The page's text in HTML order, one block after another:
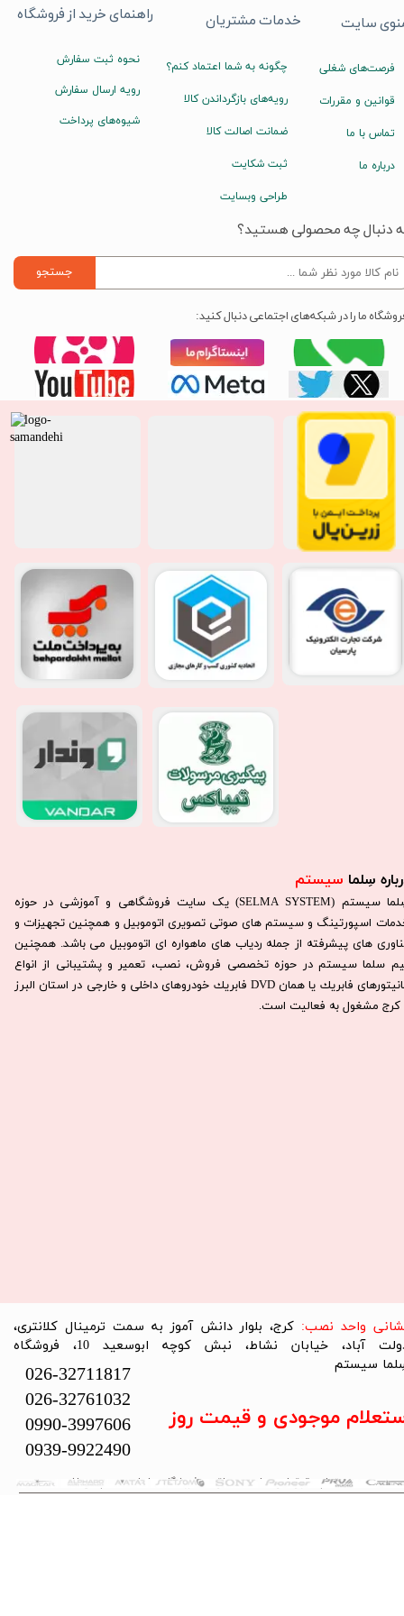
سِلما سیستم​​​​​​​
سِلما سيستم (SELMA SYSTEM) یک سایت فروشگاهی و آموزشی در حوزه
اسپورتینگ و سیستم های صوتی تصویری اتوموبیل و همچنین تجهیزات و
های پیشرفته از جمله ردیاب های ماهواره ای اتوموبیل می باشد. همچنين
سلما سيستم در حوزه تخصصی فروش، نصب، تعمير و پشتيبانی از انواع
مانيتورهای فابريك يا همان DVD فابريك خودروهای داخلی و خارجی در استان البرز
كرج مشغول به فعاليت است.​​​​​​​
راهنمای خرید از فروشگاه
نحوه ثبت سفارش
رویه ارسال سفارش
شیوه‌های پرداخت
خدمات مشتریان
چگونه به شما اعتماد کنم؟
رویه‌های بازگرداندن کالا
ضمانت اصالت کالا
ثبت شکایت
طراحی وبسایت
سایت
فرصت‌های شغلی
قوانین و مقررات
تماس با ما
درباره ما
دنبال چه محصولی هستید؟
جستجو
ما را در شبکه‌های اجتماعی دنبال کنید:
تمام حقوق این سایت متعلق به فروشگاه سلما سیستم می‌باشد.
واحد نصب: کرج، بلوار دانش آموز به سمت ترمینال کلانتری،
دولت آباد، خیابان نشاط، نبش کوچه ابوسعید 10، فروشگاه
سیستم​​​​​​​
026-32711817
026-32761032
0990-3997606
0939-9922490
موجودی و قیمت روز